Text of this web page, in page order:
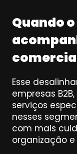
Quando
Esse
empresas
serviços
nesses
com mais
organização